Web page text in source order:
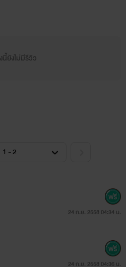
ข้าใจผิด ทำให้เขาเดินทางมา
เปน คือตัวกับพรหมจรรย์ลูกเลี้ยง
กครั้งยามเขาเฉียดเข้าใกล้ แต่
ลบางอย่างไม่พ้น
ห้องฉัน"
นี้ยังไม่มีรีวิว
24 ก.ย. 2558 04:34 น.
24 ก.ย. 2558 04:36 น.